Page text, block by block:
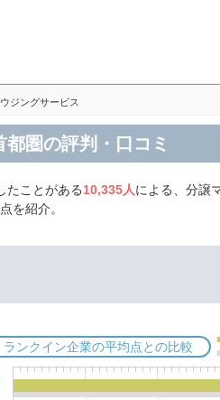
ジングサービス
圏の評判・口コミ
たことがある10,335人による、分譲
を紹介。
ランクイン企業の平均点との比較